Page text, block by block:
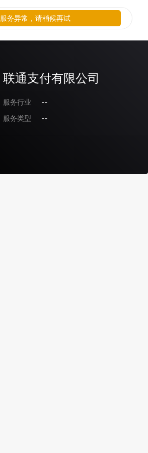
联通支付有限公司
服务行业
--
服务类型
--
服务异常，请稍候再试